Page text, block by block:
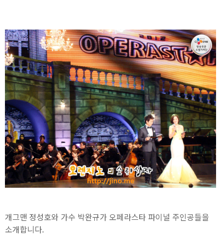
개그맨 정성호와 가수 박완규가 오페라스타 파이널 주인공들을
소개합니다.